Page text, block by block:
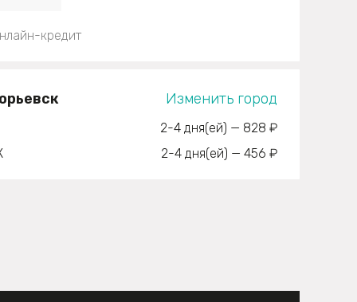
кредит
Изменить город
828 ₽
—
2-4 дня(ей)
456 ₽
—
2-4 дня(ей)